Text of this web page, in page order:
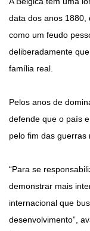
data dos anos 1880,
como um feudo
deliberadamente
família real.
Pelos anos de
defende que o país
pelo fim das guerras
“Para se
demonstrar mais
internacional que
desenvolvimento”,